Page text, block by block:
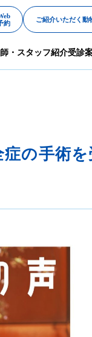
約
ご紹介いただく動
・スタッフ紹介受診
の手術を